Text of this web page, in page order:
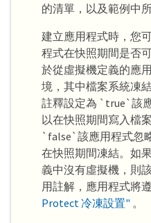
的清單，以及範例中
建立應用程式時，您
程式在快照期間是否
於從虛擬機定義的應
境，其中檔案系統凍
註釋設定為 `true`該
以在快照期間寫入檔
`false`該應用程式忽
在快照期間凍結。如
義中沒有虛擬機，則
用註解，應用程式將
Protect 冷凍設置" 。